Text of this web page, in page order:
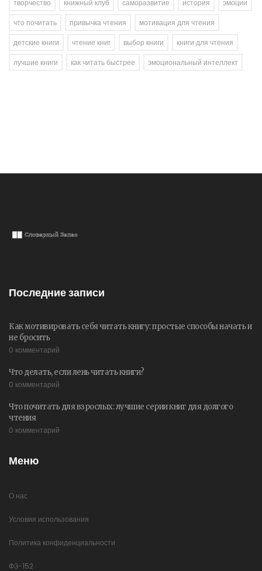
творчество
книжный клуб саморазвитие история
эмоции
что почитать
привычка чтения
мотивация для чтения
детские книги
чтение книг выбор книги
книги для чтения
лучшие книги
как читать быстрее эмоциональный интеллект
Последние записи
Как мотивировать себя читать книгу: простые способы начать и
не бросить
0 комментарий
Что делать, если лень читать книги?
0 комментарий
Что почитать для взрослых: лучшие серии книг для долгого
чтения
0 комментарий
Меню
О нас
Условия использования
Политика конфиденциальности
ФЗ-152